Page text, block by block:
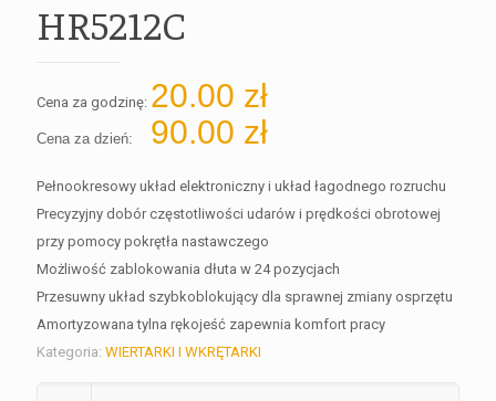
HR5212C
Cena za godzinę: 20.00 zł
Cena za dzień: 90.00 zł
Pełnookresowy układ elektroniczny i układ łagodnego rozruchu
Precyzyjny dobór częstotliwości udarów i prędkości obrotowej
przy pomocy pokrętła nastawczego
Możliwość zablokowania dłuta w 24 pozycjach
Przesuwny układ szybkoblokujący dla sprawnej zmiany osprzętu
Amortyzowana tylna rękojeść zapewnia komfort pracy
Kategoria: WIERTARKI I WKRĘTARKI